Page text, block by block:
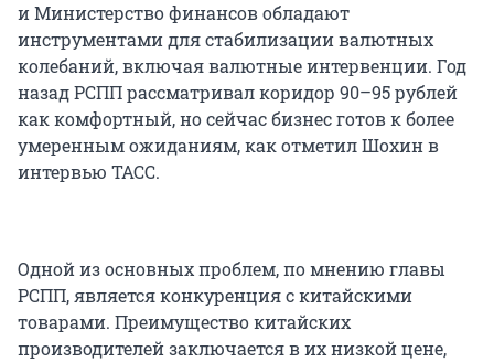
и Министерство финансов обладают
инструментами для стабилизации валютных
колебаний, включая валютные интервенции. Год
назад РСПП рассматривал коридор 90–95 рублей
как комфортный, но сейчас бизнес готов к более
умеренным ожиданиям, как отметил Шохин в
интервью ТАСС.
Одной из основных проблем, по мнению главы
РСПП, является конкуренция с китайскими
товарами. Преимущество китайских
производителей заключается в их низкой цене,